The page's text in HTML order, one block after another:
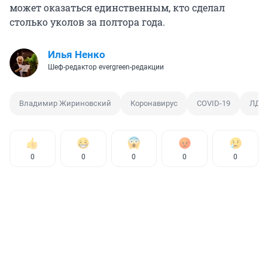
может оказаться единственным, кто сделал
столько уколов за полтора года.
Илья Ненко
Шеф-редактор evergreen-редакции
Владимир Жириновский Коронавирус COVID-19
0 0 0 0 0